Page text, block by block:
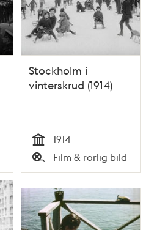
Stockholm i
vinterskrud (1914)
Tid
1914
Typ
Film & rörlig bild